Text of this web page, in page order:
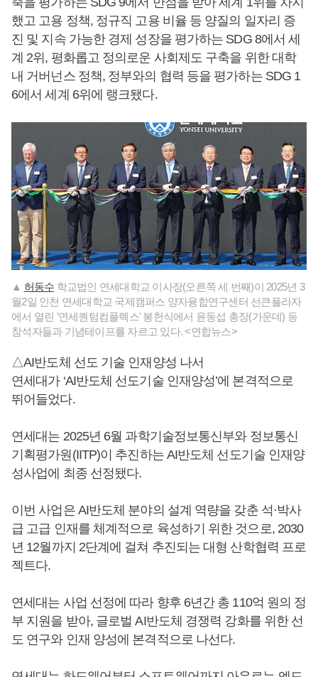
했고 고용 정책, 정규직 고용 비율 등 양질의 일자리 증
진 및 지속 가능한 경제 성장을 평가하는 SDG 8에서 세
계 2위, 평화롭고 정의로운 사회제도 구축을 위한 대학
내 거버넌스 정책, 정부와의 협력 등을 평가하는 SDG 1
6에서 세계 6위에 랭크됐다.
▲ 허동수 학교법인 연세대학교 이사장(오른쪽 세 번째)이 2025년 3
월2일 인천 연세대학교 국제캠퍼스 양자융합연구센터 선큰플라자
에서 열린 '연세퀀텀컴플렉스' 봉헌식에서 윤동섭 총장(가운데) 등
참석자들과 기념테이프를 자르고 있다. <연합뉴스>
△AI반도체 선도 기술 인재양성 나서
연세대가 ‘AI반도체 선도기술 인재양성’에 본격적으로
뛰어들었다.
연세대는 2025년 6월 과학기술정보통신부와 정보통신
기획평가원(IITP)이 추진하는 AI반도체 선도기술 인재양
성사업에 최종 선정됐다.
이번 사업은 AI반도체 분야의 설계 역량을 갖춘 석·박사
급 고급 인재를 체계적으로 육성하기 위한 것으로, 2030
년 12월까지 2단계에 걸쳐 추진되는 대형 산학협력 프로
젝트다.
연세대는 사업 선정에 따라 향후 6년간 총 110억 원의 정
부 지원을 받아, 글로벌 AI반도체 경쟁력 강화를 위한 선
도 연구와 인재 양성에 본격적으로 나선다.